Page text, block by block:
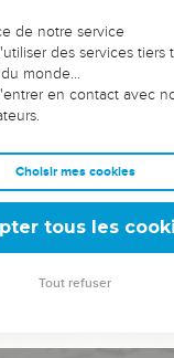
Mais on voit moins les
qu'ils ont traversés,
qui les ont façonnés.
leaders,
plus de sagesse afin
Que vous guidiez
ou une famille, leur
de notre service
des services tiers
monde…
en contact avec
Choisir mes cookies
tous les
Tout refuser